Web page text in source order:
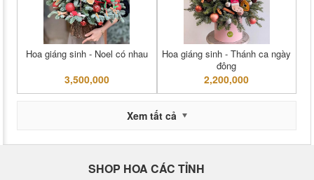
Hoa giáng sinh - Noel có nhau
3,500,000
Hoa giáng sinh - Thánh ca ngày
đông
2,200,000
Xem tất cả
SHOP HOA CÁC TỈNH